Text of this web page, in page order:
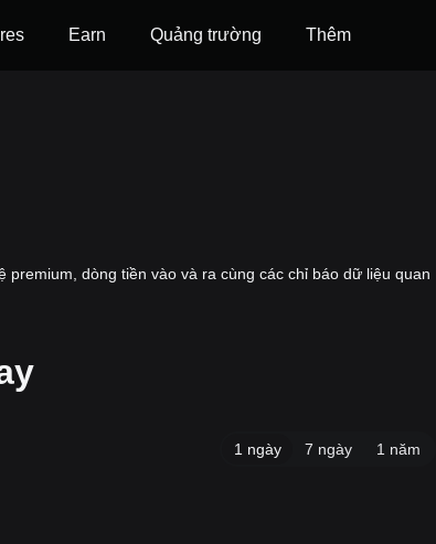
‌Earn Quảng trường Thêm
dòng tiền vào và ra cùng các chỉ báo dữ liệu quan
1 ngày 7 ngày 1 năm